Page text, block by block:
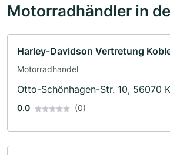
Motorradhändler in
Harley-Davidson Vertretung
Motorradhandel
Otto-Schönhagen-Str. 10, 56070
0.0 (0)